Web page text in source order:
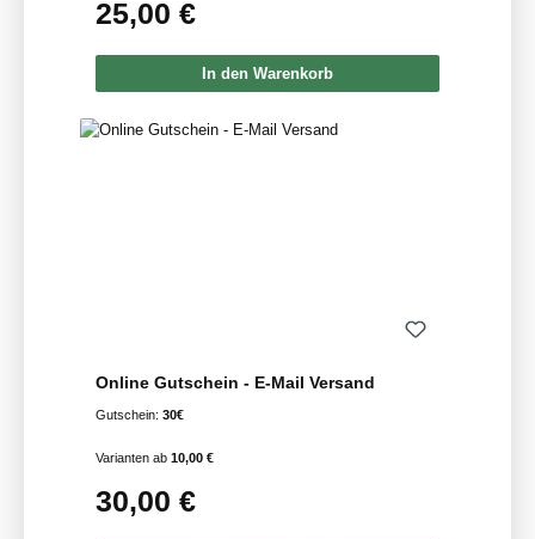
Regulärer Preis:
25,00 €
In den Warenkorb
Online Gutschein - E-Mail Versand
Gutschein: 30€
Varianten ab10,00 €
Regulärer Preis:
30,00 €